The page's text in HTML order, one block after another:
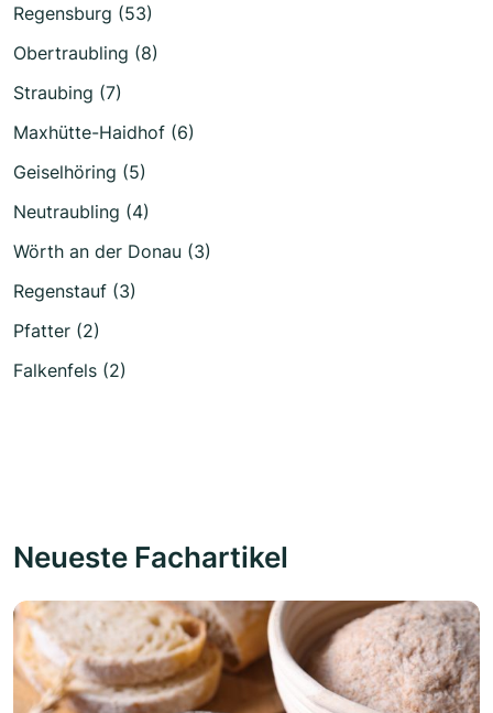
Regensburg (53)
Obertraubling (8)
Straubing (7)
Maxhütte-Haidhof (6)
Geiselhöring (5)
Neutraubling (4)
Wörth an der Donau (3)
Regenstauf (3)
Pfatter (2)
Falkenfels (2)
Neueste Fachartikel